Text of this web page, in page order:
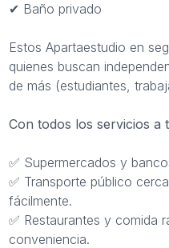
✔ Baño privado
Estos Apartaestudio en
quienes buscan
de más (estudiantes,
Con todos los servicios a
✅ Supermercados y
✅ Transporte público
fácilmente.
✅ Restaurantes y comida
conveniencia.